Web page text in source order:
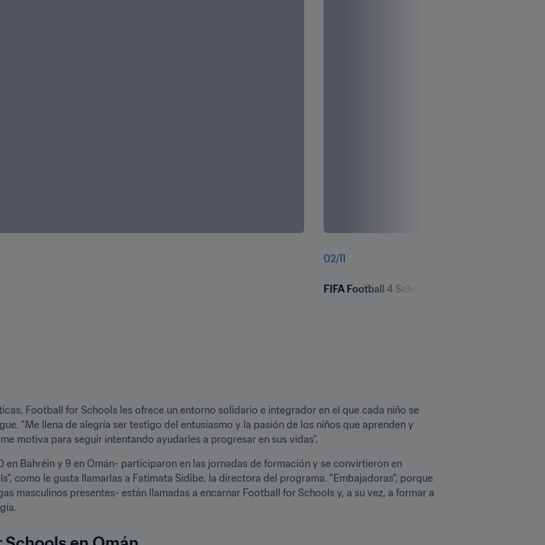
02/11
FIFA Football 4 Schools - Bahrain
Football for Schools les ofrece un entorno solidario e integrador en el que cada niño se
"Me llena de alegría ser testigo del entusiasmo y la pasión de los niños que aprenden y
motiva para seguir intentando ayudarles a progresar en sus vidas".
en Bahréin y 9 en Omán- participaron en las jornadas de formación y se convirtieron en
como le gusta llamarlas a Fatimata Sidibe, la directora del programa. "Embajadoras", porque
masculinos presentes- están llamadas a encarnar Football for Schools y, a su vez, a formar a